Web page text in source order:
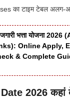
का टाइम टेबल अलग-
भत्ता योजना
Online Apply,
& Complete
2026 कहां